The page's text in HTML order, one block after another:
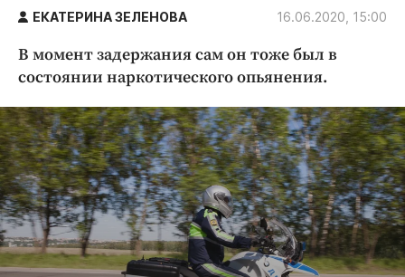
Народные новости
Благоустройство
Культура
Недвижимость и ЖКХ
Образование
Общество
Погода
Праздники
ЕКАТЕРИНА ЗЕЛЕНОВА 16.06.2020, 15:00
В момент задержания сам он тоже был в
состоянии наркотического опьянения.